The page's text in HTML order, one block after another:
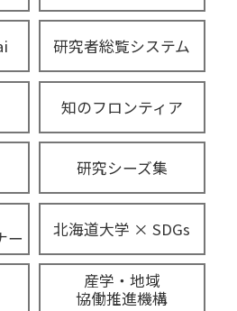
研究者総覧システム
知のフロンティア
研究シーズ集
ー
北海道大学 × SDGs
産学・地域
協働推進機構